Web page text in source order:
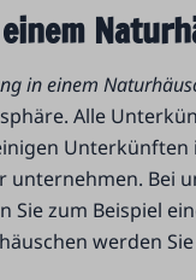
in einem
Alle
Unterkünften
Bei
Sie zum Beispiel
werden